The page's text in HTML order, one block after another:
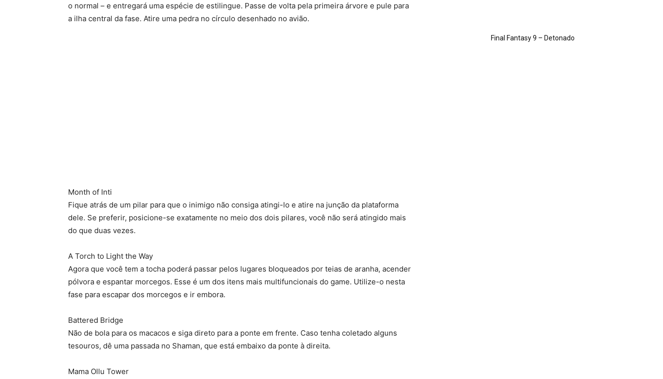
o normal – e entregará uma espécie de estilingue. Passe de volta pela primeira árvore e pule para
a ilha central da fase. Atire uma pedra no círculo desenhado no avião.
Month of Inti
Fique atrás de um pilar para que o inimigo não consiga atingi-lo e atire na junção da plataforma
dele. Se preferir, posicione-se exatamente no meio dos dois pilares, você não será atingido mais
do que duas vezes.
A Torch to Light the Way
Agora que você tem a tocha poderá passar pelos lugares bloqueados por teias de aranha, acender
pólvora e espantar morcegos. Esse é um dos itens mais multifuncionais do game. Utilize-o nesta
fase para escapar dos morcegos e ir embora.
Battered Bridge
Não de bola para os macacos e siga direto para a ponte em frente. Caso tenha coletado alguns
tesouros, dê uma passada no Shaman, que está embaixo da ponte à direita.
Mama Ollu Tower
Final Fantasy 9 – Detonado